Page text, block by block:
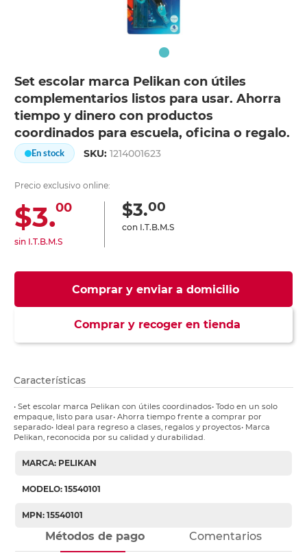
Set escolar marca Pelikan con útiles
complementarios listos para usar. Ahorra
tiempo y dinero con productos
coordinados para escuela, oficina o regalo.
En stock SKU:1214001623
Precio exclusivo online:
$3.00
sin I.T.B.M.S
$3.00
con I.T.B.M.S
Comprar y enviar a domicilio
Comprar y recoger en tienda
Características
• Set escolar marca Pelikan con útiles coordinados• Todo en un solo
empaque, listo para usar• Ahorra tiempo frente a comprar por
separado• Ideal para regreso a clases, regalos y proyectos• Marca
Pelikan, reconocida por su calidad y durabilidad.
MARCA: PELIKAN
MODELO: 15540101
MPN: 15540101
Métodos de pago Comentarios